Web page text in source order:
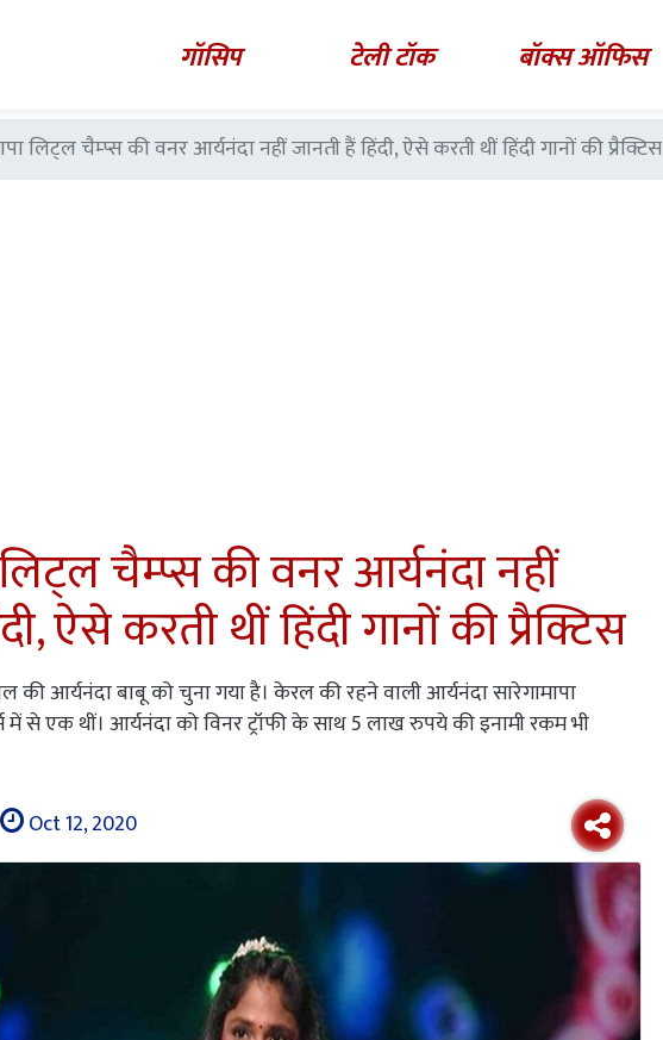
गॉसिप टेली टॉक बॉक्स ऑफिस
लिट्ल चैम्प्स की वनर आर्यनंदा नहीं जानती हैं हिंदी, ऐसे करती थीं हिंदी गानों की प्रैक्टिस
चैम्प्स की वनर आर्यनंदा नहीं
ऐसे करती थीं हिंदी गानों की प्रैक्टिस
की आर्यनंदा बाबू को चुना गया है। केरल की रहने वाली आर्यनंदा सारेगामापा
में से एक थीं। आर्यनंदा को विनर ट्रॉफी के साथ 5 लाख रुपये की इनामी रकम भी
Oct 12, 2020